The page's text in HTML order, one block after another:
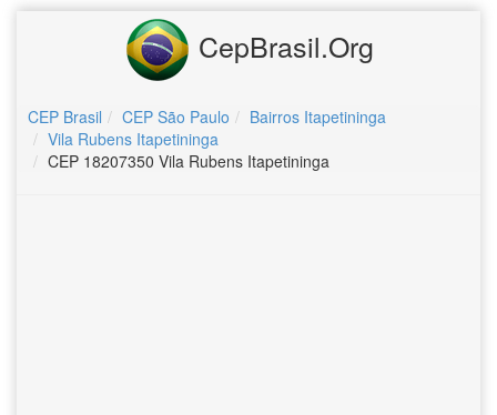
CepBrasil.Org
CEP Brasil CEP São Paulo
Bairros Itapetininga
Vila Rubens Itapetininga
CEP 18207350 Vila Rubens Itapetininga